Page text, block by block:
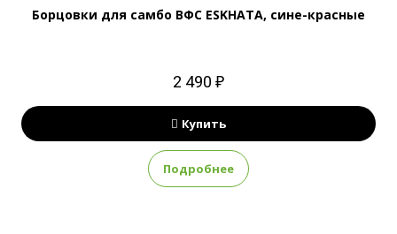
Борцовки для самбо ВФС ESKHATA, сине-красные
2 490 ₽
Купить
Подробнее